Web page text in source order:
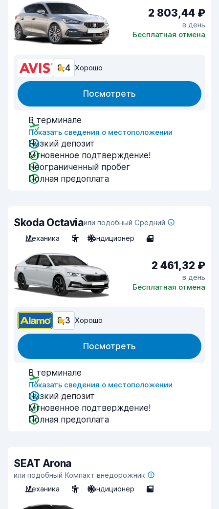
2 803,44 ₽
в день
Бесплатная отмена
8,4 Хорошо
Посмотреть
В терминале
Показать сведения о местоположении
Низкий депозит
Мгновенное подтверждение!
Неограниченный пробег
Полная предоплата
Skoda Octaviaили подобный Средний
Механика
5 Кондиционер 4
2 461,32 ₽
в день
Бесплатная отмена
8,3 Хорошо
Посмотреть
В терминале
Показать сведения о местоположении
Низкий депозит
Мгновенное подтверждение!
Полная предоплата
SEAT Arona
или подобный Компакт внедорожник
Механика
5 Кондиционер 5